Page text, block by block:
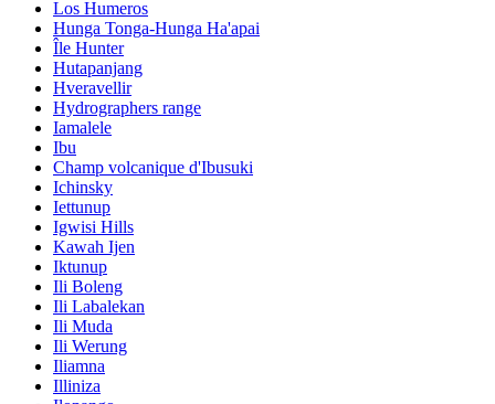
Los Humeros
Hunga Tonga-Hunga Ha'apai
Île Hunter
Hutapanjang
Hveravellir
Hydrographers range
Iamalele
Ibu
Champ volcanique d'Ibusuki
Ichinsky
Iettunup
Igwisi Hills
Kawah Ijen
Iktunup
Ili Boleng
Ili Labalekan
Ili Muda
Ili Werung
Iliamna
Illiniza